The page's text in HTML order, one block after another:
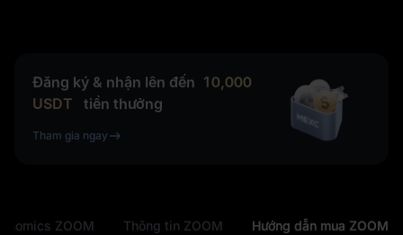
Đăng ký & nhận lên đến 10,000
USDT
tiền thưởng
Tham gia ngay
ZOOM Thông tin ZOOM Hướng dẫn mua ZOOM